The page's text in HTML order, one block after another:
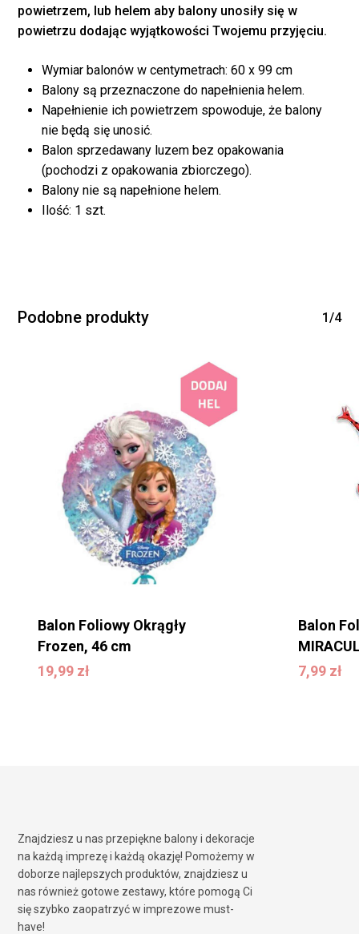
koszyku.
powietrzem, lub helem aby balony unosiły się w
powietrzu dodając wyjątkowości Twojemu przyjęciu.
Wymiar balonów w centymetrach: 60 x 99 cm
Balony są przeznaczone do napełnienia helem.
Napełnienie ich powietrzem spowoduje, że balony
nie będą się unosić.
Balon sprzedawany luzem bez opakowania
(pochodzi z opakowania zbiorczego).
Balony nie są napełnione helem.
Ilość: 1 szt.
Podobne produkty 1/4
Balon Foliowy Okrągły
Frozen, 46 cm
19,99 zł
19,99zł
Balon
7,99 zł
7,99
Znajdziesz u nas przepiękne balony i dekoracje
na każdą imprezę i każdą okazję! Pomożemy w
doborze najlepszych produktów, znajdziesz u
nas również gotowe zestawy, które pomogą Ci
się szybko zaopatrzyć w imprezowe must-
have!